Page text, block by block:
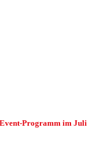
Programm im Juli